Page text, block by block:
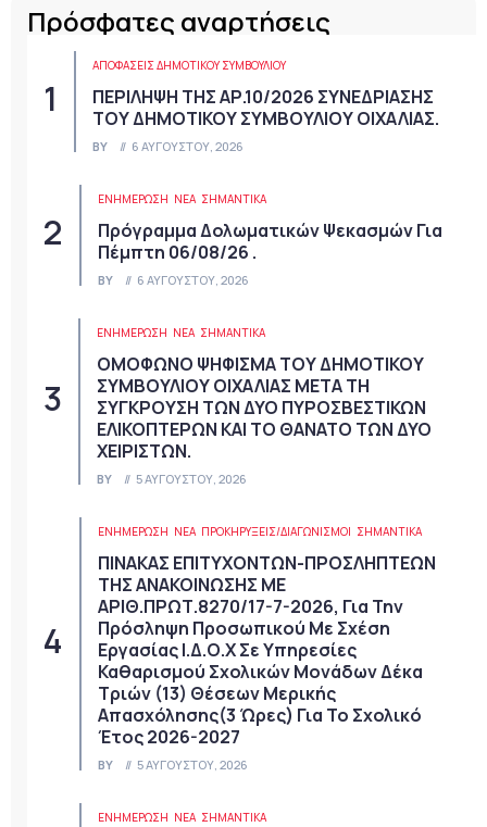
Πρόσφατες αναρτήσεις
ΑΠΟΦΆΣΕΙΣ ΔΗΜΟΤΙΚΟΎ ΣΥΜΒΟΥΛΊΟΥ
ΠΕΡΙΛΗΨΗ ΤΗΣ ΑΡ.10/2026 ΣΥΝΕΔΡΙΑΣΗΣ
ΤΟΥ ΔΗΜΟΤΙΚΟΥ ΣΥΜΒΟΥΛΙΟΥ ΟΙΧΑΛΙΑΣ.
BY 6 ΑΥΓΟΎΣΤΟΥ, 2026
ΕΝΗΜΕΡΩΣΗ ΝΈΑ ΣΗΜΑΝΤΙΚΆ
Πρόγραμμα Δολωματικών Ψεκασμών Για
Πέμπτη 06/08/26 .
BY 6 ΑΥΓΟΎΣΤΟΥ, 2026
ΕΝΗΜΕΡΩΣΗ ΝΈΑ ΣΗΜΑΝΤΙΚΆ
ΟΜΟΦΩΝΟ ΨΗΦΙΣΜΑ ΤΟΥ ΔΗΜΟΤΙΚΟΥ
ΣΥΜΒΟΥΛΙΟΥ ΟΙΧΑΛΙΑΣ ΜΕΤΑ ΤΗ
ΣΥΓΚΡΟΥΣΗ ΤΩΝ ΔΥΟ ΠΥΡΟΣΒΕΣΤΙΚΩΝ
ΕΛΙΚΟΠΤΕΡΩΝ ΚΑΙ ΤΟ ΘΑΝΑΤΟ ΤΩΝ ΔΥΟ
ΧΕΙΡΙΣΤΩΝ.
BY 5 ΑΥΓΟΎΣΤΟΥ, 2026
ΕΝΗΜΕΡΩΣΗ ΝΈΑ ΠΡΟΚΗΡΎΞΕΙΣ/ΔΙΑΓΩΝΙΣΜΟΊ ΣΗΜΑΝΤΙΚΆ
ΠΙΝΑΚΑΣ ΕΠΙΤΥΧΟΝΤΩΝ-ΠΡΟΣΛΗΠΤΕΩΝ
ΤΗΣ ΑΝΑΚΟΙΝΩΣΗΣ ΜΕ
ΑΡΙΘ.ΠΡΩΤ.8270/17-7-2026, Για Την
Πρόσληψη Προσωπικού Με Σχέση
Εργασίας Ι.Δ.Ο.Χ Σε Υπηρεσίες
Καθαρισμού Σχολικών Μονάδων Δέκα
Τριών (13) Θέσεων Μερικής
Απασχόλησης(3 Ώρες) Για Το Σχολικό
Έτος 2026-2027
BY 5 ΑΥΓΟΎΣΤΟΥ, 2026
ΕΝΗΜΕΡΩΣΗ ΝΈΑ ΣΗΜΑΝΤΙΚΆ